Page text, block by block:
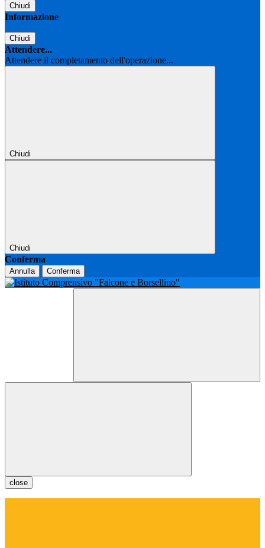
Chiudi
Informazione
Chiudi
Attendere...
Attendere il completamento dell'operazione...
Chiudi
Chiudi
Conferma
Annulla Conferma
close